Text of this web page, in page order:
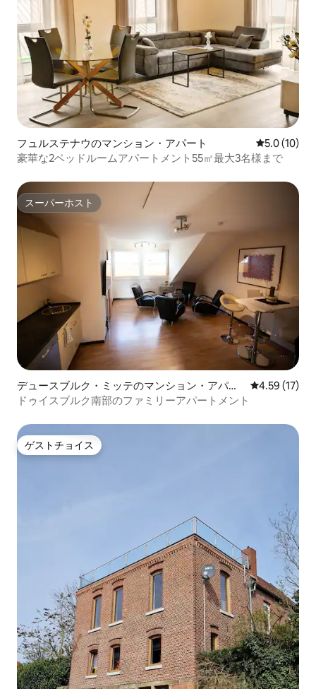
フュルステナウのマンション・アパート レビュー10
5.0 (10)
豪華な2ベッドルームアパートメント55㎡最大3名様まで
スーパーホスト
スーパーホスト
デュースブルク・ミッテのマンション・アパー
ト
レビュー17
4.59 (17)
ドゥイスブルク南部のファミリーアパートメント
ゲストチョイス
ゲストチョイス